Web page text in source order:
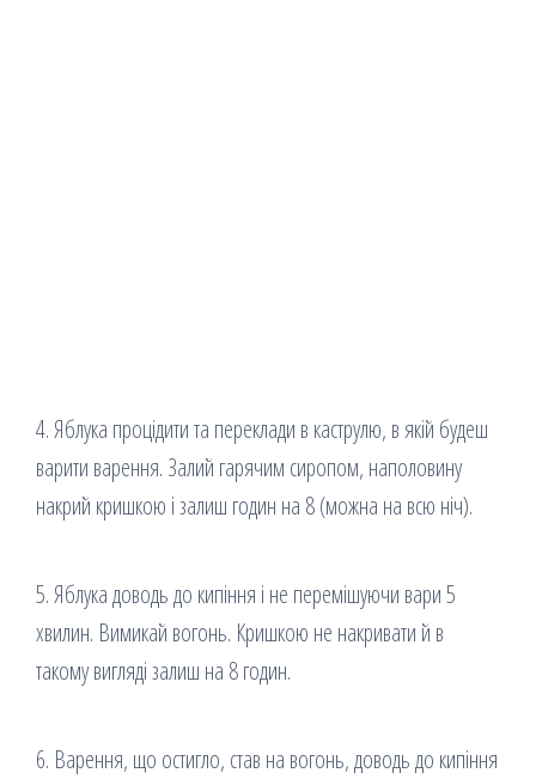
4. Яблука процідити та переклади в каструлю, в якій будеш
варити варення. Залий гарячим сиропом, наполовину
накрий кришкою і залиш годин на 8 (можна на всю ніч).
5. Яблука доводь до кипіння і не перемішуючи вари 5
хвилин. Вимикай вогонь. Кришкою не накривати й в
такому вигляді залиш на 8 годин.
6. Варення, що остигло, став на вогонь, доводь до кипіння